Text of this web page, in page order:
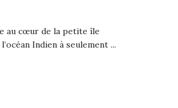
au cœur de la petite île
Indien à seulement ...